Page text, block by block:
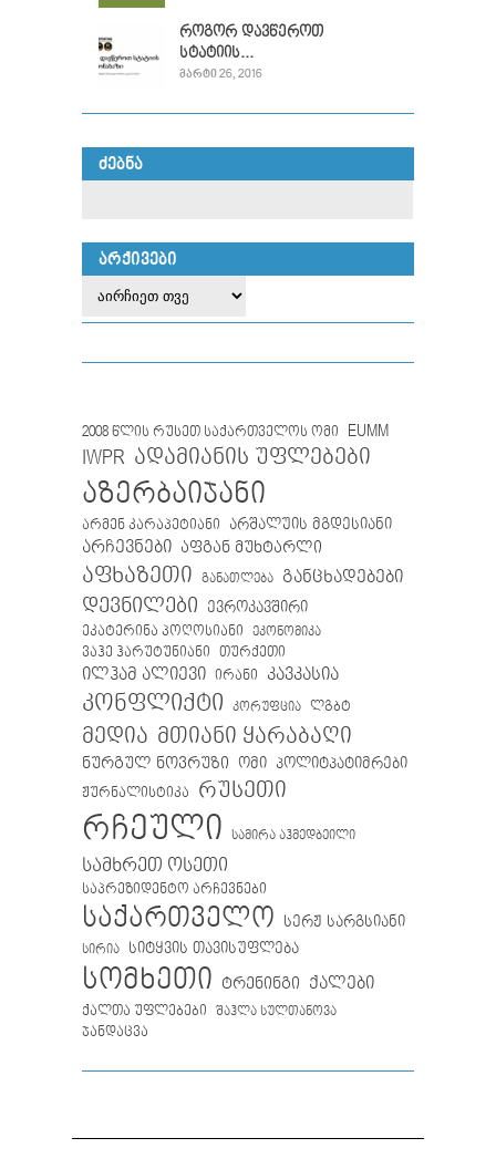
როგორ დავწეროთ
სტატიის...
ᲛᲐᲠᲢᲘ 26, 2016
ᲫᲔᲑᲜᲐ
ᲐᲠᲥᲘᲕᲔᲑᲘ
2008 წლის რუსეთ საქართველოს ომი EUMM
IWPR ადამიანის უფლებები
აზერბაიჯანი
არმენ კარაპეტიანი არშალუის მგდესიანი
არჩევნები აფგან მუხტარლი
აფხაზეთი განათლება განცხადებები
დევნილები
ევროკავშირი
ეკატერინა პოღოსიანი
ეკონომიკა
ვაჰე ჰარუტუნიანი თურქეთი
ილჰამ ალიევი ირანი კავკასია
კონფლიქტი კორუფცია ლგბტ
მედია მთიანი ყარაბაღი
ნურგულ ნოვრუზი ომი პოლიტპატიმრები
ჟურნალისტიკა
რუსეთი
რჩეული სამირა აჰმედბეილი
სამხრეთ ოსეთი
საპრეზიდენტო არჩევნები
საქართველო სერჟ სარგსიანი
სირია სიტყვის თავისუფლება
სომხეთი ტრენინგი ქალები
ქალთა უფლებები შაჰლა სულთანოვა
ჯანდაცვა